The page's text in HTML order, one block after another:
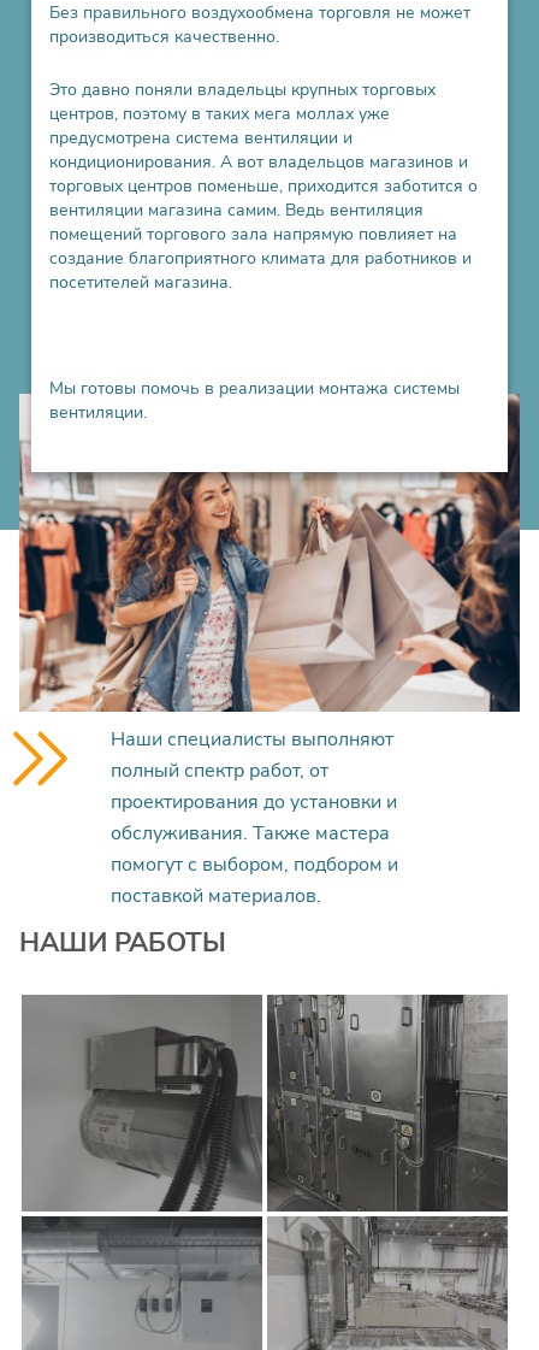
Без правильного воздухообмена торговля не может
производиться качественно.
Это давно поняли владельцы крупных торговых
центров, поэтому в таких мега моллах уже
предусмотрена система вентиляции и
кондиционирования. А вот владельцов магазинов и
торговых центров поменьше, приходится заботится о
вентиляции магазина самим. Ведь вентиляция
помещений торгового зала напрямую повлияет на
создание благоприятного климата для работников и
посетителей магазина.
Мы готовы помочь в реализации монтажа системы
вентиляции.
Наши специалисты выполняют
полный спектр работ, от
проектирования до установки и
обслуживания. Также мастера
помогут с выбором, подбором и
поставкой материалов.
НАШИ РАБОТЫ